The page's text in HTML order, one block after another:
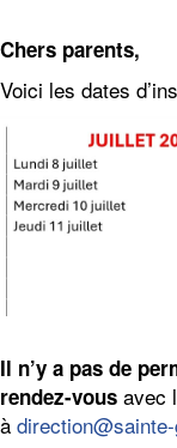
Chers parents,
Voici les dates
Il n’y a pas de
rendez-vous avec
à